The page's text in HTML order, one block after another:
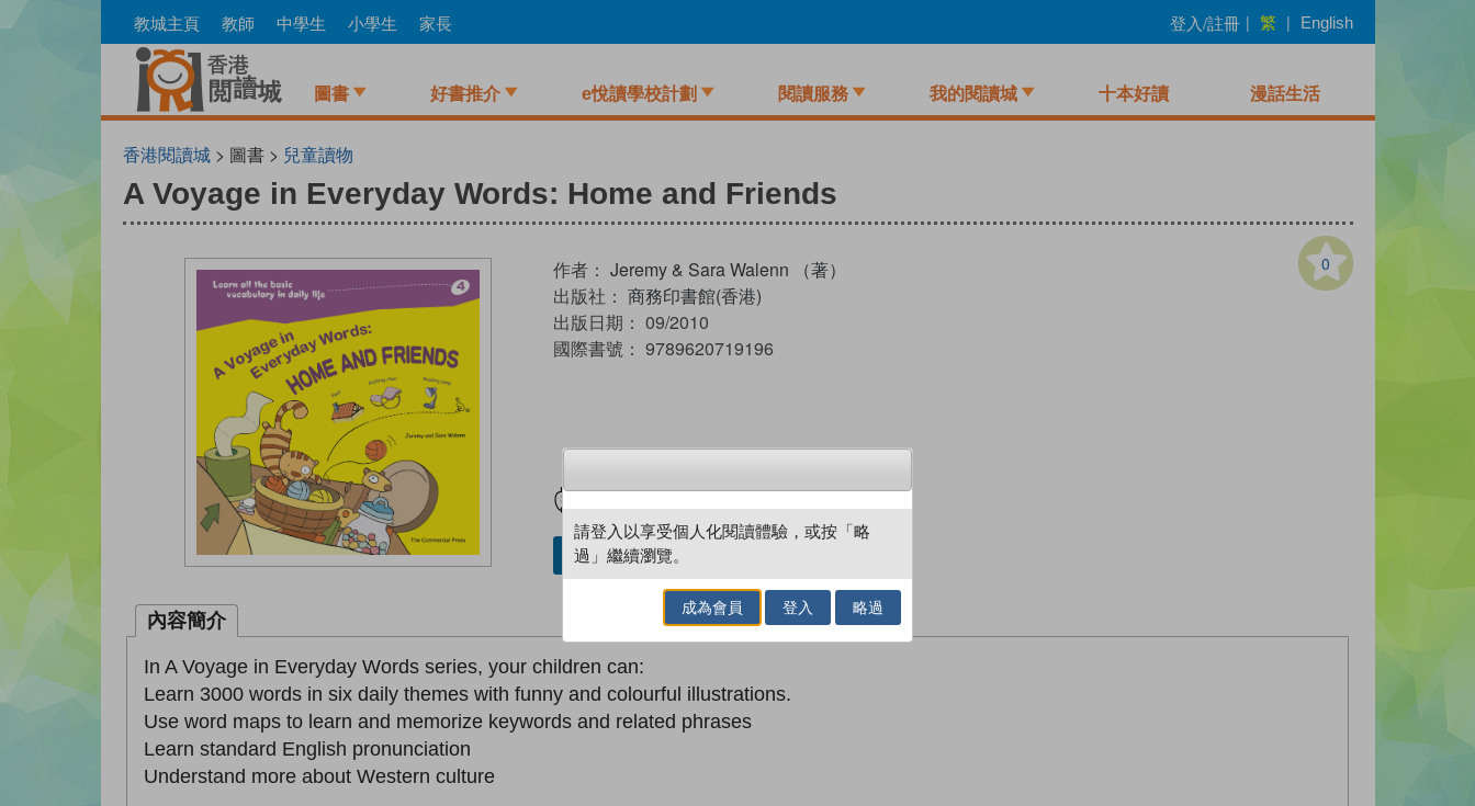
to
教城主頁 教師 中學生 小學生 家長 登入/註冊 | 繁 | English
圖書 好書推介 e悅讀學校計劃 閱讀服務 我的閱讀城 十本好讀 漫話生活
香港閱讀城> 圖書 > 兒童讀物
A Voyage in Everyday Words: Home and Friends
0
作者： Jeremy & Sara Walenn （著）
出版社： 商務印書館(香港)
出版日期： 09/2010
國際書號： 9789620719196
加入／閱讀電子書
內容簡介
In A Voyage in Everyday Words series, your children can:
Learn 3000 words in six daily themes with funny and colourful illustrations.
Use word maps to learn and memorize keywords and related phrases
Learn standard English pronunciation
Understand more about Western culture
請登入以享受個人化閱讀體驗，或按「略
過」繼續瀏覽。
成為會員 登入 略過